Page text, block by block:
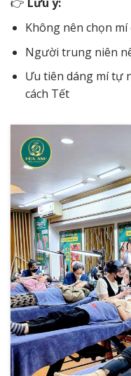
Không nên chọn
Người trung niên
Ưu tiên dáng mí tự
cách Tết